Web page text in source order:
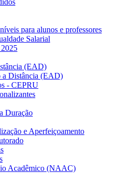
para alunos e professores
Salarial
(EAD)
a Distância (EAD)
- CEPRU
Duração
e Aperfeiçoamento
Acadêmico (NAAC)